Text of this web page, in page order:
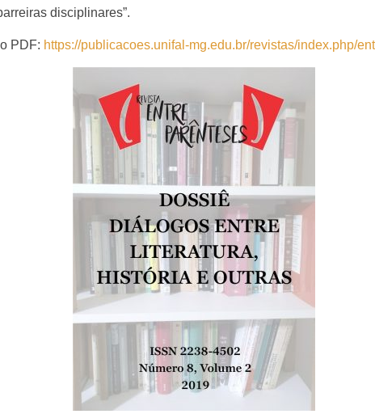
disciplinares”.
PDF: https://publicacoes.unifal-mg.edu.br/revistas/index.php/